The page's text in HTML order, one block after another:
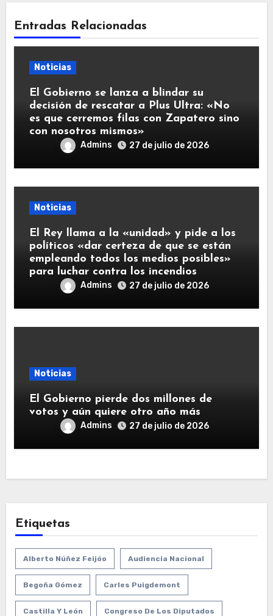
Entradas Relacionadas
Noticias
El Gobierno se lanza a blindar su
decisión de rescatar a Plus Ultra: «No
es que cerremos filas con Zapatero sino
con nosotros mismos»
Admins 27 de julio de 2026
Noticias
El Rey llama a la «unidad» y pide a los
políticos «dar certeza de que se están
empleando todos los medios posibles»
para luchar contra los incendios
Admins 27 de julio de 2026
Noticias
El Gobierno pierde dos millones de
votos y aún quiere otro año más
Admins 27 de julio de 2026
Etiquetas
Alberto Núñez Feijóo Audiencia Nacional
Begoña Gómez Carles Puigdemont
Castilla Y León Congreso De Los Diputados